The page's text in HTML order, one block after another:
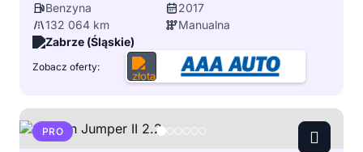
Benzyna
2017
132 064 km
Manualna
Zabrze (Śląskie)
Zobacz oferty:
PRO